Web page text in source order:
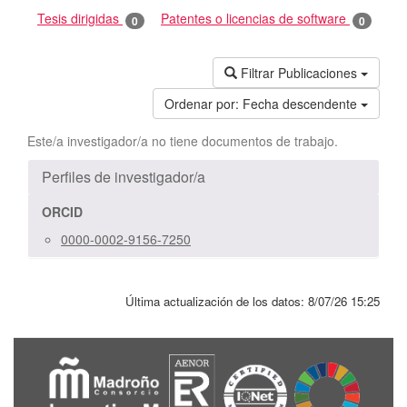
Tesis dirigidas 0 Patentes o licencias de software 0
Filtrar Publicaciones
Ordenar por: Fecha descendente
Este/a investigador/a no tiene documentos de trabajo.
Perfiles de investigador/a
ORCID
0000-0002-9156-7250
Última actualización de los datos: 8/07/26 15:25